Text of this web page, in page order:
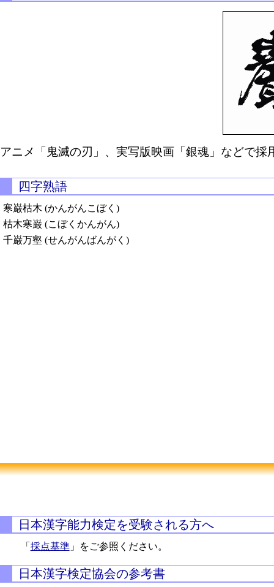
アニメ「鬼滅の刃」、実写版映画「銀魂」などで
四字熟語
寒巌枯木 (かんがんこぼく)
枯木寒巌 (こぼくかんがん)
千巌万壑 (せんがんばんがく)
日本漢字能力検定を受験される方へ
「 採点基準」をご参照ください。
日本漢字検定協会の参考書